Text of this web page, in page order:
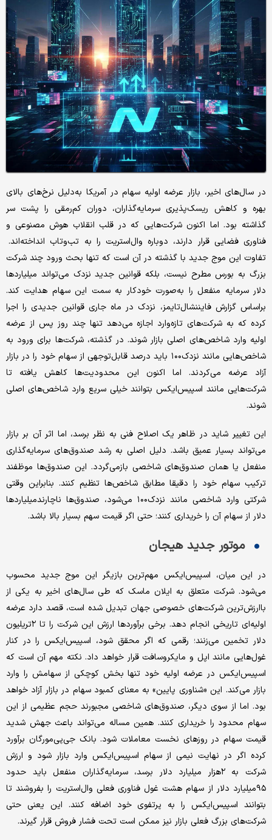
در سال‌های اخیر، بازار عرضه اولیه سهام در آمریکا به‌دلیل نرخ‌های بالای
بهره و کاهش ریسک‌پذیری سرمایه‌گذاران، دوران کم‌رمقی را پشت سر
گذاشته بود. اما اکنون شرکت‌هایی که در قلب انقلاب هوش مصنوعی و
فناوری فضایی قرار دارند، دوباره وال‌استریت را به تب‌وتاب انداخته‌اند.
تفاوت این موج جدید با گذشته در آن است که تنها بحث ورود چند شرکت
بزرگ به بورس مطرح نیست، بلکه قوانین جدید نزدک می‌تواند‌ میلیاردها
دلار سرمایه منفعل را به‌صورت خودکار به سمت این سهام هدایت کند.
براساس گزارش فایننشال‌تایمز، نزدک در ماه جاری قوانین جدیدی را اجرا
کرده که به شرکت‌های تازه‌وارد اجازه می‌دهد تنها چند روز پس از عرضه
اولیه وارد شاخص‌های اصلی بازار شوند. در گذشته، شرکت‌ها برای ورود به
شاخص‌هایی مانند نزدک۱۰۰ باید درصد قابل‌توجهی از سهام خود را در بازار
آزاد عرضه می‌کردند. اما اکنون این محدودیت‌ها کاهش یافته تا
شرکت‌هایی مانند اسپیس‌ایکس بتوانند خیلی سریع وارد شاخص‌های اصلی
شوند.
این تغییر شاید در ظاهر یک اصلاح فنی به نظر برسد، اما اثر آن بر بازار
می‌تواند بسیار عمیق باشد. دلیل اصلی به رشد صندوق‌های سرمایه‌گذاری
منفعل یا همان صندوق‌های شاخصی بازمی‌گردد. این صندوق‌ها موظفند
ترکیب سهام خود را دقیقا مطابق شاخص‌ها تنظیم کنند. بنابراین وقتی
شرکتی وارد شاخصی مانند نزدک۱۰۰ می‌شود، صندوق‌ها ناچارند‌میلیاردها
دلار از سهام آن را خریداری کنند؛ حتی اگر قیمت سهم بسیار بالا باشد.
موتور جدید هیجان
در این میان، اسپیس‌ایکس مهم‌ترین بازیگر این موج جدید محسوب
می‌شود. شرکت متعلق به ایلان ماسک که طی سال‌های اخیر به یکی از
باارزش‌ترین شرکت‌های خصوصی جهان تبدیل شده است، قصد دارد عرضه
اولیه‌ای تاریخی انجام دهد. برخی برآوردها ارزش این شرکت را تا ۲تریلیون
دلار تخمین می‌زنند؛ رقمی که اگر محقق شود، اسپیس‌ایکس را در کنار
غول‌هایی مانند اپل و مایکروسافت قرار خواهد داد. نکته مهم آن است که
اسپیس‌ایکس در عرضه اولیه خود تنها بخش کوچکی از سهامش را وارد
بازار می‌کند. این «شناوری پایین» به معنای کمبود سهام در بازار آزاد خواهد
بود. اما از سوی دیگر، صندوق‌های شاخصی مجبورند حجم عظیمی از این
سهام محدود را خریداری کنند. همین مساله می‌تواند باعث جهش شدید
قیمت سهام در روزهای نخست معاملات شود. بانک جی‌پی‌مورگان برآورد
کرده اگر در نهایت نیمی از سهام اسپیس‌ایکس وارد بازار شود و ارزش
شرکت به ۲هزار میلیارد دلار برسد، سرمایه‌گذاران منفعل باید حدود
۹۵‌میلیارد دلار از سهام هشت غول فناوری فعلی وال‌استریت را بفروشند تا
بتوانند اسپیس‌ایکس را به پرتفوی خود اضافه کنند. این یعنی حتی
شرکت‌های بزرگ فعلی بازار نیز ممکن است تحت فشار فروش قرار گیرند.